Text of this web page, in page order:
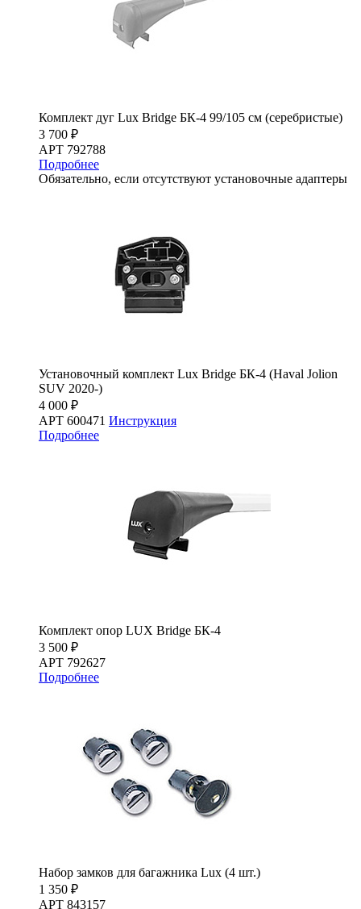
Комплект дуг Lux Bridge БК-4 99/105 см (серебристые)
3 700 ₽
АРТ 792788
Подробнее
Обязательно, если отсутствуют установочные адаптеры
Установочный комплект Lux Bridge БК-4 (Haval Jolion
SUV 2020-)
4 000 ₽
АРТ 600471 Инструкция
Подробнее
Комплект опор LUX Bridge БК-4
3 500 ₽
АРТ 792627
Подробнее
Набор замков для багажника Lux (4 шт.)
1 350 ₽
АРТ 843157